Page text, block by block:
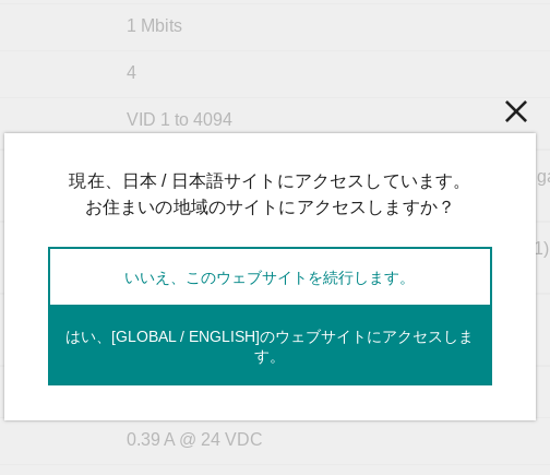
1 Mbits
4
VID 1 to 4094
PWR1, PWR2, FAULT, 10/100M (TP port), 1000M
MSTR/HEAD, CPLR/TAIL
RS-232 (TxD, RxD, GND), 8-pin RJ45 (115200, n, 8, 1)
0.39 A @ 24 VDC
現在、日本 / 日本語サイトにアクセスしています。
お住まいの地域のサイトにアクセスしますか？
いいえ、このウェブサイトを続行します。
はい、[GLOBAL / ENGLISH]のウェブサイトにアクセスしま
す。